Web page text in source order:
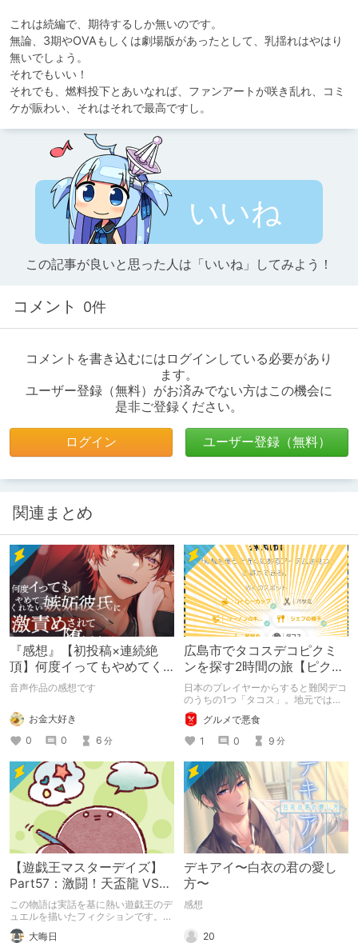
これは続編で、期待するしか無いのです。
無論、3期やOVAもしくは劇場版があったとして、乳揺れはやはり
無いでしょう。
それでもいい！
それでも、燃料投下とあいなれば、ファンアートが咲き乱れ、コミ
ケが賑わい、それはそれで最高ですし。
いいね
この記事が良いと思った人は「いいね」してみよう！
コメント 0件
コメントを書き込むにはログインしている必要があり
ます。
ユーザー登録（無料）がお済みでない方はこの機会に
是非ご登録ください。
ログイン ユーザー登録（無料）
関連まとめ
『感想』【初投稿×連続絶
頂】何度イってもやめてく
れない嫉妬彼氏に激責めさ
音声作品の感想です
お金大好き
0
0 6 分
広島市でタコスデコピクミ
ンを探す2時間の旅【ピクミ
ンブルーム / Pikmin
Bloom】
日本のプレイヤーからすると難関デコ
のうちの1つ「タコス」。地元では見
つけられなかった男が広島で探す旅を
お送りします。ねくすと5月のテーマ
「お出かけの記録」。
グルメで悪食
1
0 9 分
【遊戯王マスターデイズ】
Part57：激闘！天盃龍 VS
千年D【架空デュエル】
この物語は実話を基に熱い遊戯王のデ
ュエルを描いたフィクションです。
（自分用メモ：2025-05-14）
大晦日
デキアイ〜白衣の君の愛し
方〜
感想
20